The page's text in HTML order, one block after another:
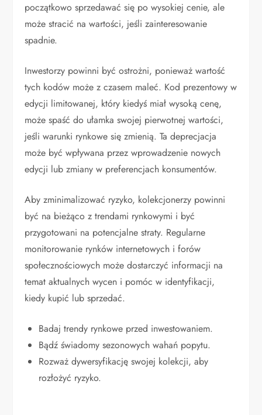
początkowo sprzedawać się po wysokiej cenie, ale
może stracić na wartości, jeśli zainteresowanie
spadnie.
Inwestorzy powinni być ostrożni, ponieważ wartość
tych kodów może z czasem maleć. Kod prezentowy w
edycji limitowanej, który kiedyś miał wysoką cenę,
może spaść do ułamka swojej pierwotnej wartości,
jeśli warunki rynkowe się zmienią. Ta deprecjacja
może być wpływana przez wprowadzenie nowych
edycji lub zmiany w preferencjach konsumentów.
Aby zminimalizować ryzyko, kolekcjonerzy powinni
być na bieżąco z trendami rynkowymi i być
przygotowani na potencjalne straty. Regularne
monitorowanie rynków internetowych i forów
społecznościowych może dostarczyć informacji na
temat aktualnych wycen i pomóc w identyfikacji,
kiedy kupić lub sprzedać.
Badaj trendy rynkowe przed inwestowaniem.
Bądź świadomy sezonowych wahań popytu.
Rozważ dywersyfikację swojej kolekcji, aby
rozłożyć ryzyko.